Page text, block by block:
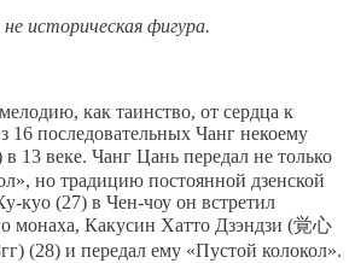
историческая фигура.
как таинство, от сердца к
16 последовательных Чанг некоему
13 веке. Чанг Цань передал не только
но традицию постоянной дзенской
куо (27) в Чен-чоу он встретил
монаха, Какусин Хатто Дзэндзи (覚心
(28) и передал ему «Пустой колокол».